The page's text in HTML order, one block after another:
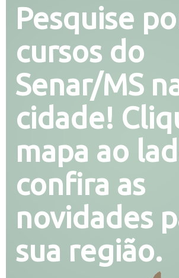
Pesquise
cursos do
Senar/MS
cidade!
mapa ao
confira as
novidades
sua região.